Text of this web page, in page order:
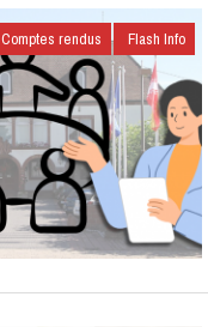
Comptes rendus Flash Info